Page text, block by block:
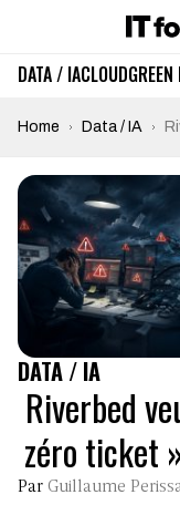
DATA / IACLOUDGREEN
Home Data / IA
DATA / IA
Riverbed
zéro ticket
Par Guillaume